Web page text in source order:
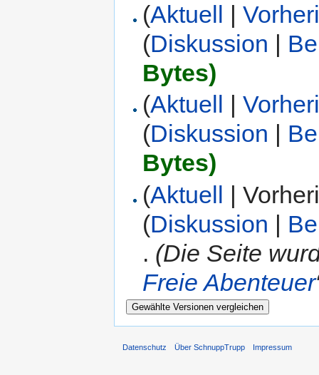
(Aktuell |
(Diskussion |
Bytes)
(Aktuell |
(Diskussion
Bytes)
(Aktuell |
(Diskussion |
. (Die Seite
Freie Abenteuer
Datenschutz Über SchnuppTrupp Impressum